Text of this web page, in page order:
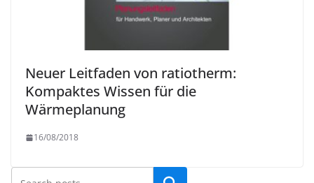
Neuer Leitfaden von ratiotherm:
Kompaktes Wissen für die
Wärmeplanung
16/08/2018